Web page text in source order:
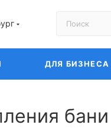
ДЛЯ БИЗНЕСА
бани